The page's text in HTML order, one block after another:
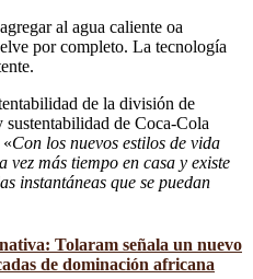
al agua caliente oa
por completo. La tecnología
de la división de
de Coca-Cola
«Con los nuevos estilos de vida
vez más tiempo en casa y existe
instantáneas que se puedan
Tolaram señala un nuevo
de dominación africana